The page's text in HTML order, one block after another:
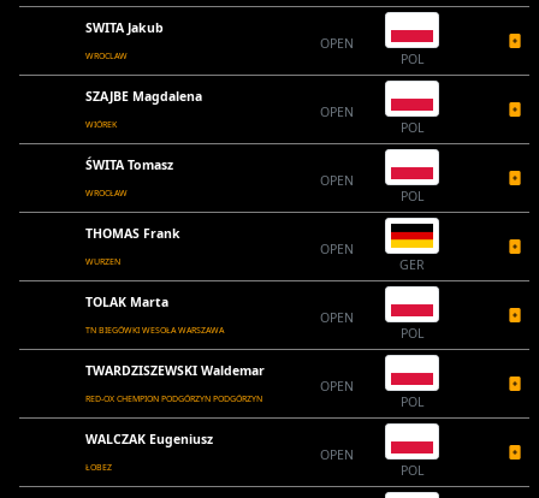
SWITA Jakub
WROCLAW
OPEN
POL
SZAJBE Magdalena
WIÓREK
OPEN
POL
ŚWITA Tomasz
WROCŁAW
OPEN
POL
THOMAS Frank
WURZEN
OPEN
GER
TOLAK Marta
TN BIEGÓWKI WESOŁA WARSZAWA
OPEN
POL
TWARDZISZEWSKI Waldemar
RED-OX CHEMPION PODGÓRZYN PODGÓRZYN
OPEN
POL
WALCZAK Eugeniusz
ŁOBEZ
OPEN
POL